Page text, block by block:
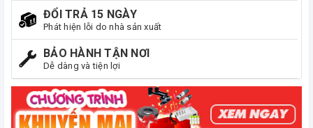
ĐỔI TRẢ 15 NGÀY
Phát hiện lỗi do nhà sản xuất
BẢO HÀNH TẬN NƠI
Dễ dàng và tiện lợi